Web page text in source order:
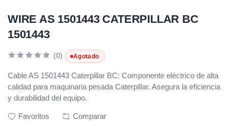
WIRE AS 1501443 CATERPILLAR BC
1501443
(0) Agotado
Cable AS 1501443 Caterpillar BC: Componente eléctrico de alta
calidad para maquinaria pesada Caterpillar. Asegura la eficiencia
y durabilidad del equipo.
Favoritos Comparar